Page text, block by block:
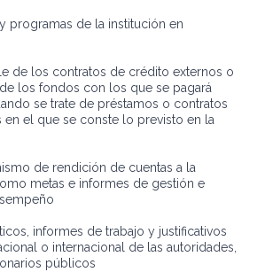
programas de la institución en
de los contratos de crédito externos o
los fondos con los que se pagará
se trate de préstamos o contratos
en el que se conste lo previsto en la
de rendición de cuentas a la
metas e informes de gestión e
informes de trabajo y justificativos
o internacional de las autoridades,
públicos